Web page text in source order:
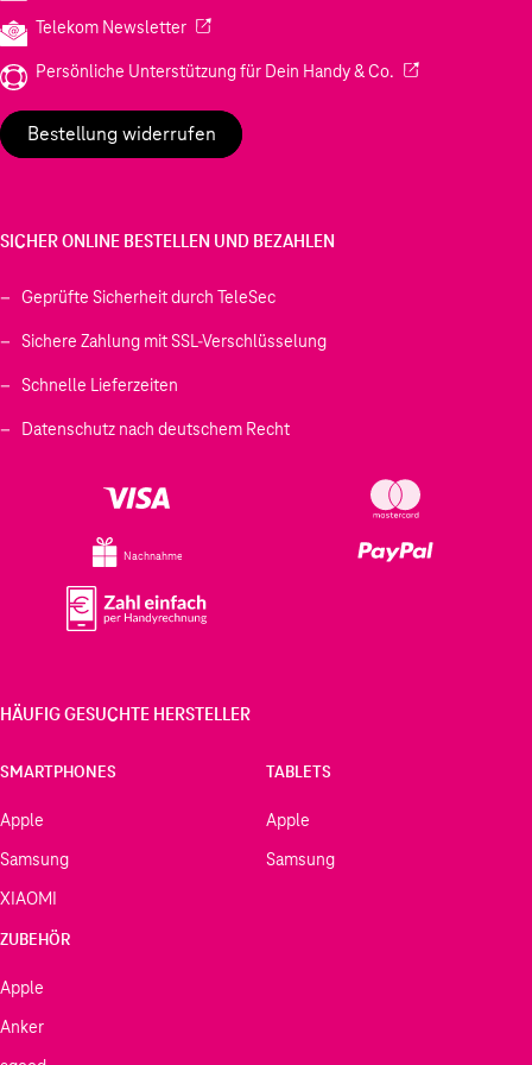
Telekom Newsletter(Wird in einem neuen Tab geöffnet)
Persönliche Unterstützung für Dein Handy & Co. (Wird in einem
Bestellung widerrufen
SICHER ONLINE BESTELLEN UND BEZAHLEN
Geprüfte Sicherheit durch TeleSec
Sichere Zahlung mit SSL-Verschlüsselung
Schnelle Lieferzeiten
Datenschutz nach deutschem Recht
Nachnahme
HÄUFIG GESUCHTE HERSTELLER
SMARTPHONES
Apple
Samsung
XIAOMI
TABLETS
Apple
Samsung
ZUBEHÖR
Apple
Anker